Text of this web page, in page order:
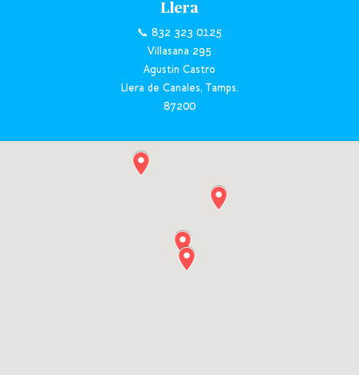
Llera
📞 832 323 0125
Villasana 295
Agustin Castro
Llera de Canales, Tamps.
87200